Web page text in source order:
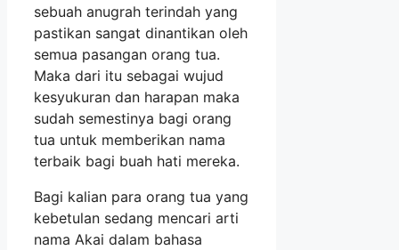
sebuah anugrah terindah yang
pastikan sangat dinantikan oleh
semua pasangan orang tua.
Maka dari itu sebagai wujud
kesyukuran dan harapan maka
sudah semestinya bagi orang
tua untuk memberikan nama
terbaik bagi buah hati mereka.
Bagi kalian para orang tua yang
kebetulan sedang mencari arti
nama Akai dalam bahasa